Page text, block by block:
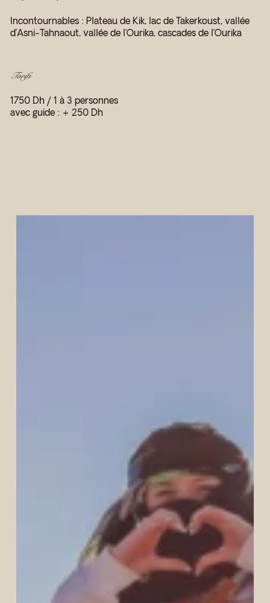
Incontournables : Plateau de Kik, lac de Takerkoust, vallée
d’Asni-Tahnaout, vallée de l’Ourika, cascades de l’Ourika
Tarifs
1750 Dh / 1 à 3 personnes
avec guide : + 250 Dh